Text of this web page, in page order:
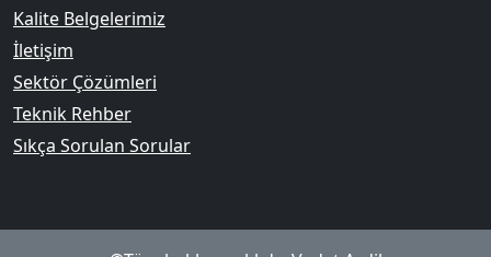
Kalite Belgelerimiz
İletişim
Sektör Çözümleri
Teknik Rehber
Sıkça Sorulan Sorular